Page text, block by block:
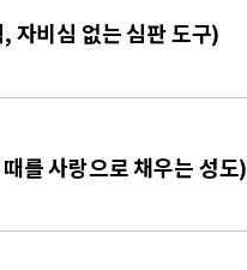
자비심 없는 심판 도구)
를 사랑으로 채우는 성도)